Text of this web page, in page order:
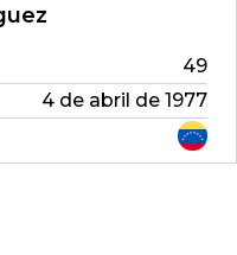
49
4 de abril de 1977